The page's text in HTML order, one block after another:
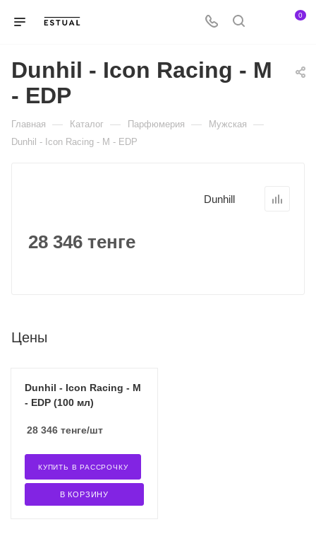
0
Dunhil - Icon Racing - M
- EDP
Главная — Каталог — Парфюмерия — Мужская —
Dunhil - Icon Racing - M - EDP
Dunhill
28 346 тенге
Цены
Dunhil - Icon Racing - M
- EDP (100 мл)
28 346 тенге/шт
В КОРЗИНУ
КУПИТЬ В РАССРОЧКУ